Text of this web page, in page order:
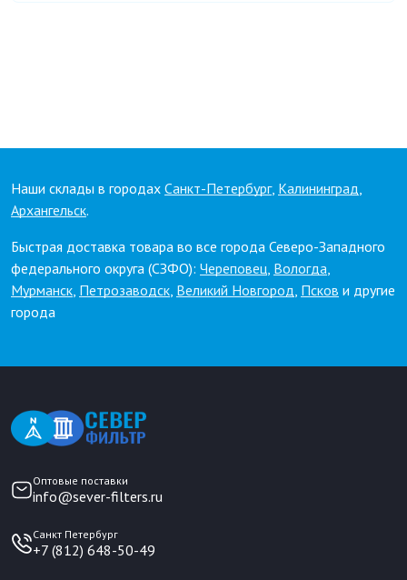
Наши склады в городах Санкт-Петербург, Калининград,
Архангельск.
Быстрая доставка товара во все города Северо-Западного
федерального округа (СЗФО): Череповец, Вологда,
Мурманск, Петрозаводск, Великий Новгород, Псков и другие
города
Оптовые поставки
info@sever-filters.ru
Санкт Петербург
+7 (812) 648-50-49